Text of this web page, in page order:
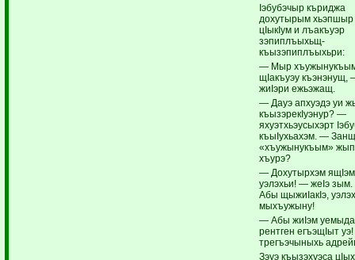
Iэбубэчыр къриджа
дохутырым хьэпшыр
цIыкIум и лъакъуэр
зэпиплъыхьщ-
къызэпиплъыхьри:
— Мыр
щIакъуэу къэнэнущ,
жиIэри ежьэжащ.
— Дауэ апхуэдэ уи
къызэрекIуэнур? —
яхуэтхьэусыхэрт
къыIухьахэм. —
«хъужынукъым»
хъурэ?
— Дохутырхэм
уэлэхьи! — жеIэ
Абы щыжиIакIэ,
мыхъужыну!
— Абы жиIэм
рентген егъэщIыт
трегъэчыныхь
Зэуэ къызэхуэса